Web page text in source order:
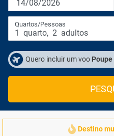
14/08/2026
Quartos/Pessoas
1 quarto, 2 adultos
Quero incluir um voo
Destino